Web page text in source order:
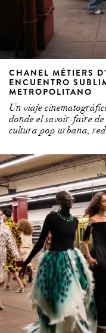
CHANEL MÉTIERS
ENCUENTRO
METROPOLITANO
Un viaje
donde el savoir-faire
cultura pop urbana,